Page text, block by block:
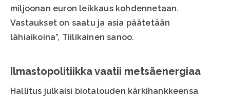
miljoonan euron leikkaus kohdennetaan.
Vastaukset on saatu ja asia päätetään
lähiaikoina”, Tiilikainen sanoo.
Ilmastopolitiikka vaatii metsäenergiaa
Hallitus julkaisi biotalouden kärkihankkeensa